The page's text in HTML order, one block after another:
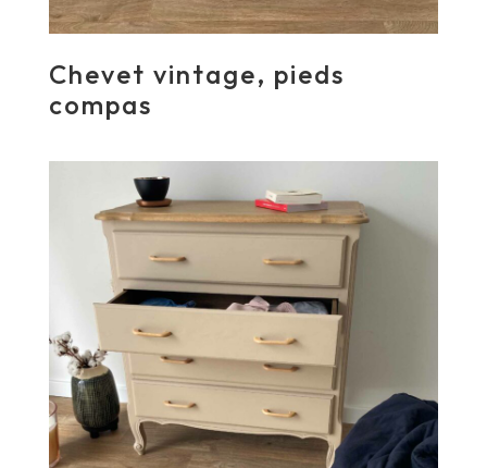
Chevet vintage, pieds
compas